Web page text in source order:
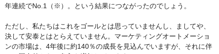
年連続でNo.1（※）。という結果につながったのでしょう。
ただし、私たちはこれをゴールとは思っていませんし、ましてや、
決して安泰とはとらえていません。マーケティングオートメーショ
ンの市場は、4年後に約140％の成長を見込んでいますが、それに伴